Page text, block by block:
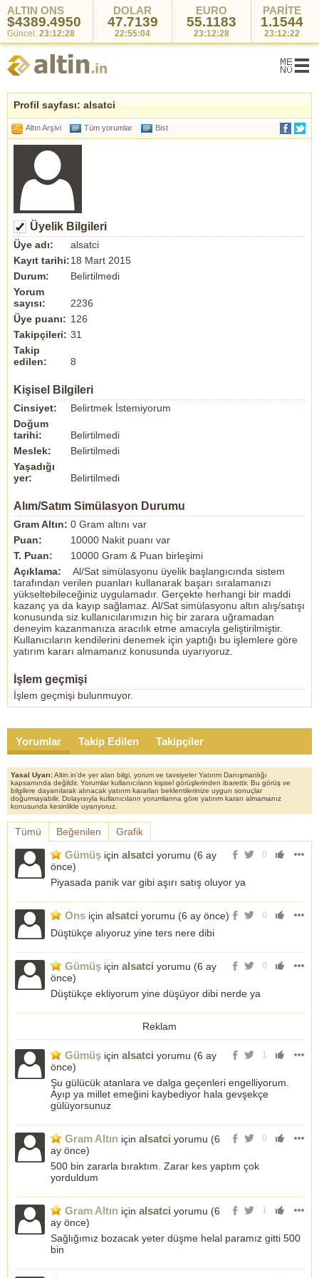
ALTIN ONS
$4389.4950
Güncel: 23:12:28
DOLAR
47.7139
22:55:04
EURO
55.1183
23:12:28
PARİTE
1.1544
23:12:22
Profil sayfası: alsatci
Altın Arşivi Tüm yorumlar Bist
Üyelik Bilgileri
Üye adı:
alsatci
Kayıt tarihi:18 Mart 2015
Durum:
Belirtilmedi
Yorum
sayısı:
2236
Üye puanı: 126
Takipçileri: 31
Takip
edilen:
8
Kişisel Bilgileri
Cinsiyet:
Belirtmek İstemiyorum
Doğum
tarihi:
Belirtilmedi
Meslek:
Belirtilmedi
Yaşadığı
yer:
Belirtilmedi
Alım/Satım Simülasyon Durumu
Gram Altın: 0 Gram altını var
Puan:
10000 Nakit puanı var
T. Puan:
10000 Gram & Puan birleşimi
Açıklama:
Al/Sat simülasyonu üyelik başlangıcında sistem
tarafından verilen puanları kullanarak başarı sıralamanızı
yükseltebileceğiniz uygulamadır. Gerçekte herhangi bir maddi
kazanç ya da kayıp sağlamaz. Al/Sat simülasyonu altın alış/satışı
konusunda siz kullanıcılarımızın hiç bir zarara uğramadan
deneyim kazanmanıza aracılık etme amacıyla geliştirilmiştir.
Kullanıcıların kendilerini denemek için yaptığı bu işlemlere göre
yatırım kararı almamanız konusunda uyarıyoruz.
İşlem geçmişi
İşlem geçmişi bulunmuyor.
Yorumlar Takip Edilen Takipçiler
Yasal Uyarı:Altin.in'de yer alan bilgi, yorum ve tavsiyeler Yatırım Danışmanlığı
kapsamında değildir. Yorumlar kullanıcıların kişisel görüşlerinden ibarettir. Bu görüş ve
bilgilere dayanılarak alınacak yatırım kararları beklentilerinize uygun sonuçlar
doğurmayabilir. Dolayısıyla kullanıcıların yorumlarına göre yatırım kararı almamanız
konusunda kesinlikle uyarıyoruz.
Tümü Beğenilen Grafik
0
Gümüş için alsatci yorumu (6 ay
önce)
Piyasada panik var gibi aşırı satış oluyor ya
0
Ons için alsatci yorumu (6 ay önce)
Düştükçe alıyoruz yine ters nere dibi
0
Gümüş için alsatci yorumu (6 ay
önce)
Düştükçe ekliyorum yine düşüyor dibi nerde ya
Reklam
1
Gümüş için alsatci yorumu (6 ay
önce)
Şu gülücük atanlara ve dalga geçenleri engelliyorum.
Ayıp ya millet emeğini kaybediyor hala gevşekçe
gülüyorsunuz
0
Gram Altın için alsatci yorumu (6
ay önce)
500 bin zararla bıraktım. Zarar kes yaptım çok
yorduldum
1
Gram Altın için alsatci yorumu (6
ay önce)
Sağlığımız bozacak yeter düşme helal paramız gitti 500
bin